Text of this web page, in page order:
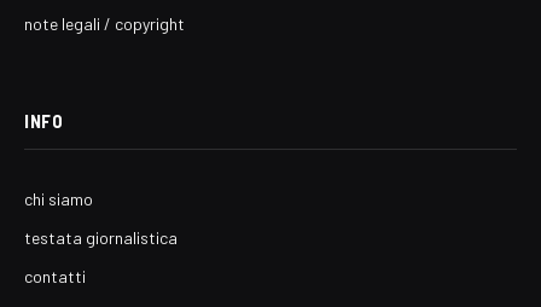
note legali / copyright
INFO
chi siamo
testata giornalistica
contatti